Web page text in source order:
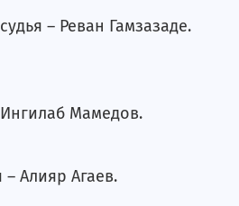
– Реван Гамзазаде.
Мамедов.
– Алияр Агаев.